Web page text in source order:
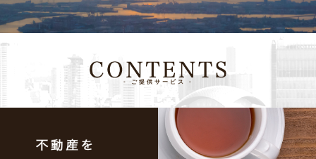
- ご提供サービス -